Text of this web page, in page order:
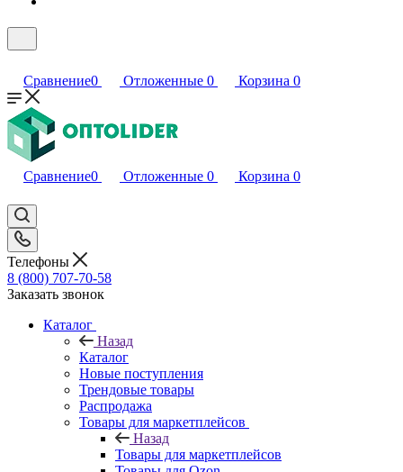
Сравнение0 Отложенные 0 Корзина 0
Сравнение0 Отложенные 0 Корзина 0
Телефоны
8 (800) 707-70-58
Заказать звонок
Каталог
Назад
Каталог
Новые поступления
Трендовые товары
Распродажа
Товары для маркетплейсов
Назад
Товары для маркетплейсов